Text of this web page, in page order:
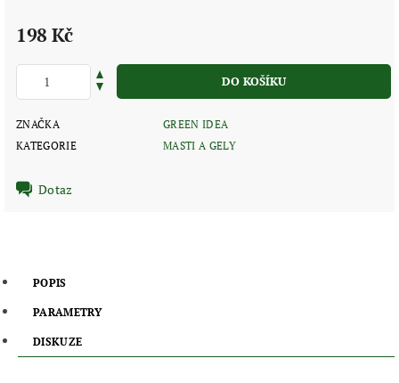
198 Kč
ZNAČKA
GREEN IDEA
KATEGORIE
MASTI A GELY
Dotaz
POPIS
PARAMETRY
DISKUZE